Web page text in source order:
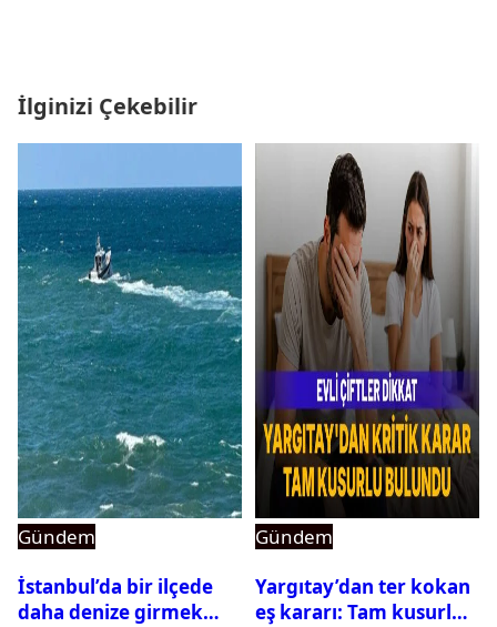
İlginizi Çekebilir
Gündem
İstanbul’da bir ilçede
daha denize girmek
Gündem
Yargıtay’dan ter kokan
eş kararı: Tam kusurlu